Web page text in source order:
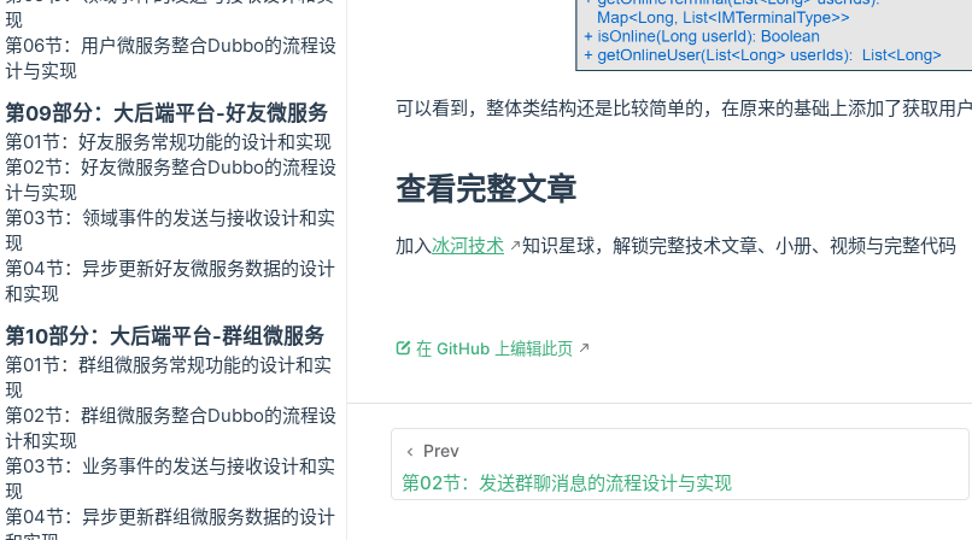
现
第06节：用户微服务整合Dubbo的流程设
计与实现
第09部分：大后端平台-好友微服务
第01节：好友服务常规功能的设计和实现
第02节：好友微服务整合Dubbo的流程设
计与实现
第03节：领域事件的发送与接收设计和实
现
第04节：异步更新好友微服务数据的设计
和实现
第10部分：大后端平台-群组微服务
第01节：群组微服务常规功能的设计和实
现
第02节：群组微服务整合Dubbo的流程设
计和实现
第03节：业务事件的发送与接收设计和实
现
第04节：异步更新群组微服务数据的设计
可以看到，整体类结构还是比较简单的，在原来的基础上添加了获取用
查看完整文章
加入冰河技术 知识星球，解锁完整技术文章、小册、视频与完整代码
在 GitHub 上编辑此页
Prev
第02节：发送群聊消息的流程设计与实现